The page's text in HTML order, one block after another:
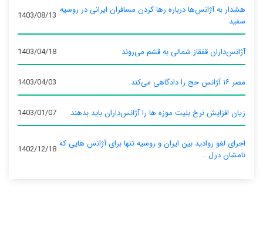
هشدار به آژانس‌ها درباره رها کردن مسافران ایرانی در روسیه
سفید
1403/08/13
آژانس‌داران قفقاز شمالی به قشم می‌روند 1403/04/18
مصر ۱۶ آژانس حج را دادگاهی می‌کند 1403/04/03
زیان افزایش نرخ بلیت موزه ها را آژانس‌داران باید بدهند 1403/01/07
اجرای لغو روادید بین ایران و روسیه تنها برای آژانس‌ هایی که
نامشان درل...
1402/12/18